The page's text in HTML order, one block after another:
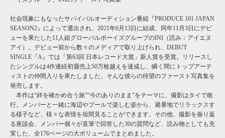
社会現象にもなったサバイバルオーディション番組『PRODUCE 101 JAPAN
SEASON2』によって選出され、2021年6月13日に結成、同年11月3日にデビ
ューを果たした11人組グローバルボーイズグループのINI（読み：アイエヌ
アイ）。デビュー前から数々のメディアで取り上げられ、DEBUT
SINGLE『A』では「第63回 日本レコード大賞」新人賞を受賞。リリースし
たシングルは4作連続初週売上50万枚越えを達成し、瞬く間にトップアーテ
ィストの仲間入りを果たしました。そんな彼らの待望のファースト写真集を
発売します。
本作は“絆を確かめ合う旅”“今のありのまま”をテーマに、撮影はタイで敢
行。メンバーと一緒に海辺やプールで楽しむ姿から、避暑地でリラックスす
る様子など、様々な表情を垣間見ることができます。その他、撮影を振り返
る座談会、メンバー個々が直筆で回答した30の質問など、読み物としても充
実した、全176ページの大ボリュームでまとめました。